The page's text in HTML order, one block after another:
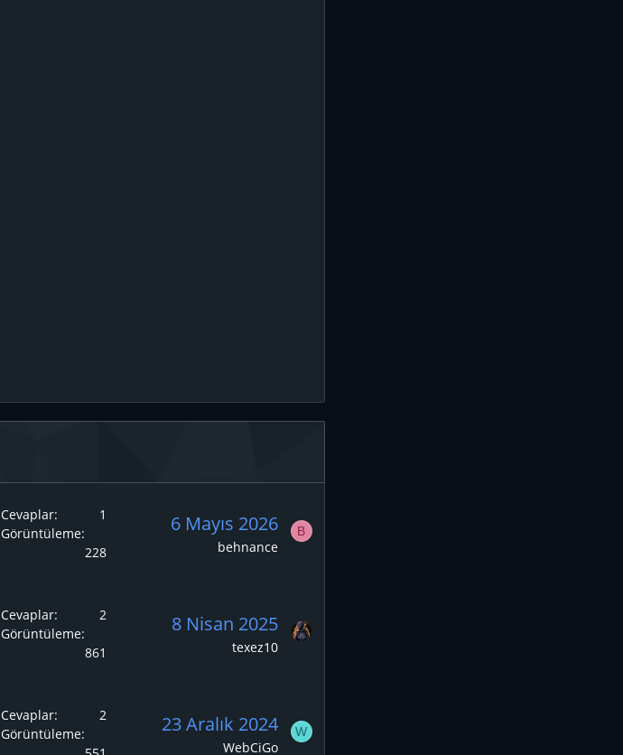
Cevaplar
1
Görüntüleme
228
6 Mayıs 2026
behnance
B
Cevaplar
2
Görüntüleme
861
8 Nisan 2025
texez10
Cevaplar
2
Görüntüleme
23 Aralık 2024
WebCiGo
W